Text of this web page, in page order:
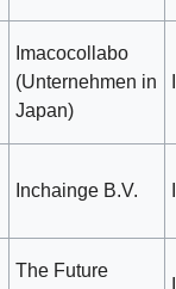
Imacocollabo
(Unternehmen in
Japan)
Inchainge B.V.
The Future